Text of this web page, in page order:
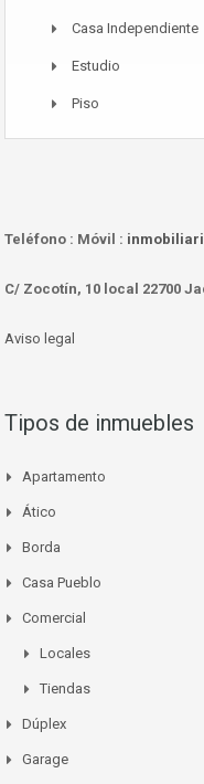
Casa Independiente
Estudio
Piso
Teléfono : Móvil :
C/ Zocotín, 10 local 22700
Aviso legal
Tipos de inmuebles
Apartamento
Ático
Borda
Casa Pueblo
Comercial
Locales
Tiendas
Dúplex
Garage